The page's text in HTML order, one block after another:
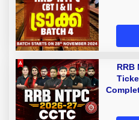
RRB
Complete Batch